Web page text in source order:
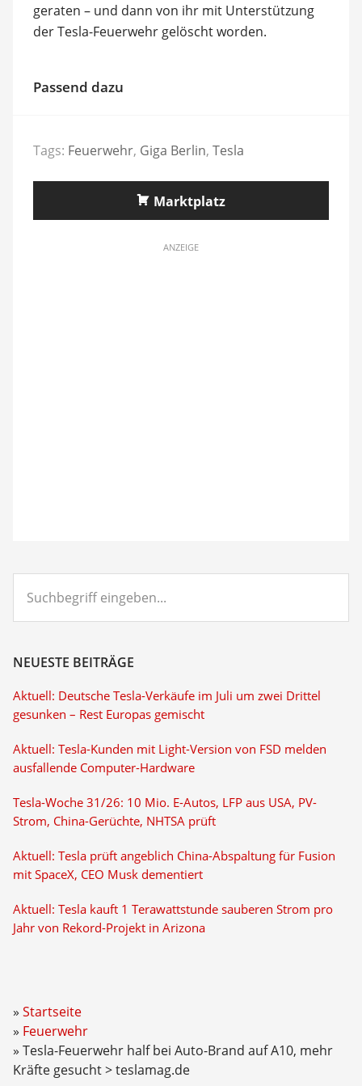
geraten – und dann von ihr mit Unterstützung
der Tesla-Feuerwehr gelöscht worden.
Passend dazu
Tags: Feuerwehr, Giga Berlin, Tesla
Marktplatz
ANZEIGE
eingeben...
NEUESTE BEITRÄGE
Aktuell: Deutsche Tesla-Verkäufe im Juli um zwei Drittel
gesunken – Rest Europas gemischt
Aktuell: Tesla-Kunden mit Light-Version von FSD melden
ausfallende Computer-Hardware
Tesla-Woche 31/26: 10 Mio. E-Autos, LFP aus USA, PV-
Strom, China-Gerüchte, NHTSA prüft
Aktuell: Tesla prüft angeblich China-Abspaltung für Fusion
mit SpaceX, CEO Musk dementiert
Aktuell: Tesla kauft 1 Terawattstunde sauberen Strom pro
Jahr von Rekord-Projekt in Arizona
Startseite
Feuerwehr
Tesla-Feuerwehr half bei Auto-Brand auf A10, mehr
Kräfte gesucht > teslamag.de